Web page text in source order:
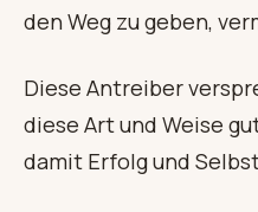
den Weg zu geben,
Diese Antreiber
diese Art und Weise
damit Erfolg und